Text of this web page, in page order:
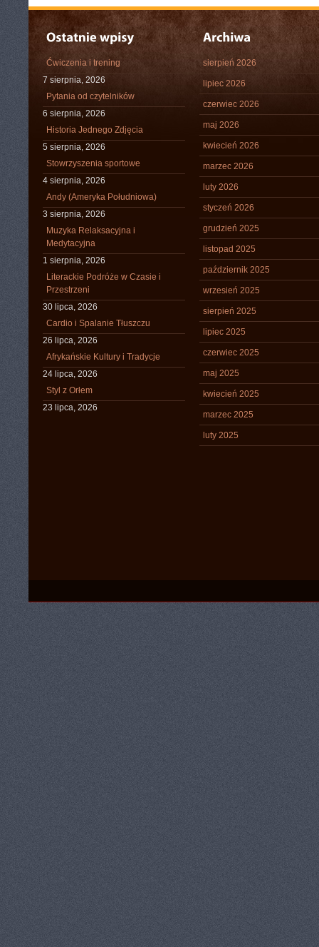
Ćwiczenia i trening
7 sierpnia, 2026
Pytania od czytelników
6 sierpnia, 2026
Historia Jednego Zdjęcia
5 sierpnia, 2026
Stowrzyszenia sportowe
4 sierpnia, 2026
Andy (Ameryka Południowa)
3 sierpnia, 2026
Muzyka Relaksacyjna i
Medytacyjna
1 sierpnia, 2026
Literackie Podróże w Czasie i
Przestrzeni
30 lipca, 2026
Cardio i Spalanie Tłuszczu
26 lipca, 2026
Afrykańskie Kultury i Tradycje
24 lipca, 2026
Styl z Orłem
23 lipca, 2026
sierpień 2026
lipiec 2026
czerwiec 2026
maj 2026
kwiecień 2026
marzec 2026
luty 2026
styczeń 2026
grudzień 2025
listopad 2025
październik 2025
wrzesień 2025
sierpień 2025
lipiec 2025
czerwiec 2025
maj 2025
kwiecień 2025
marzec 2025
luty 2025